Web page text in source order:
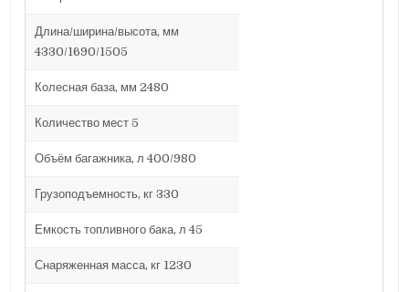
Длина/ширина/высота, мм
4330/1690/1505
Колесная база, мм 2480
Количество мест 5
Объём багажника, л 400/980
Грузоподъемность, кг 330
Емкость топливного бака, л 45
Снаряженная масса, кг 1230